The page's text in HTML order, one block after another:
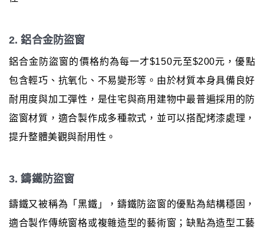
2. 鋁合金防盜窗
鋁合金防盜窗的價格約為每一才$150元至$200元，優點
包含輕巧、抗氧化、不易變形等。由於材質本身具備良好
耐用度與加工彈性，是住宅與商用建物中最普遍採用的防
盜窗材質，適合製作成多種款式，並可以搭配烤漆處理，
提升整體美觀與耐用性。
3. 鑄鐵防盜窗
鑄鐵又被稱為「黑鐵」，鑄鐵防盜窗的優點為結構穩固，
適合製作傳統窗格或複雜造型的藝術窗；缺點為造型工藝